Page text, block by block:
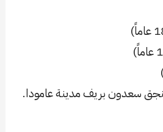
سعدون بريف مدينة عامودا.